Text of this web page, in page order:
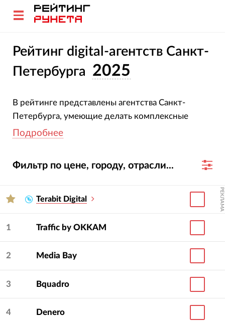
Рейтинг digital-агентств Санкт-
Петербурга 2025
В рейтинге представлены агентства Санкт-
Петербурга, умеющие делать комплексные
диджитал-проекты.
число клиентов и средний срок работы с ними,
подрядчика?
Рекомендуем выбрать агентство по опыту
работы с нужной отраслью и бизнесом вашего
На странице агентства есть его описание,
контакты, цены на услуги, портфолио и отзывы.
Подробнее
Фильтр по цене, городу, отрасли...
Terabit Digital РЕКЛАМА
1 Traffic by OKKAM
2 Media Bay
3 Bquadro
4 Denero